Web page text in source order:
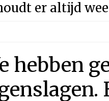
er altijd
hebben